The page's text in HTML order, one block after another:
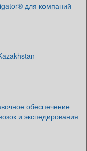
для компаний
обеспечение
и экспедирования